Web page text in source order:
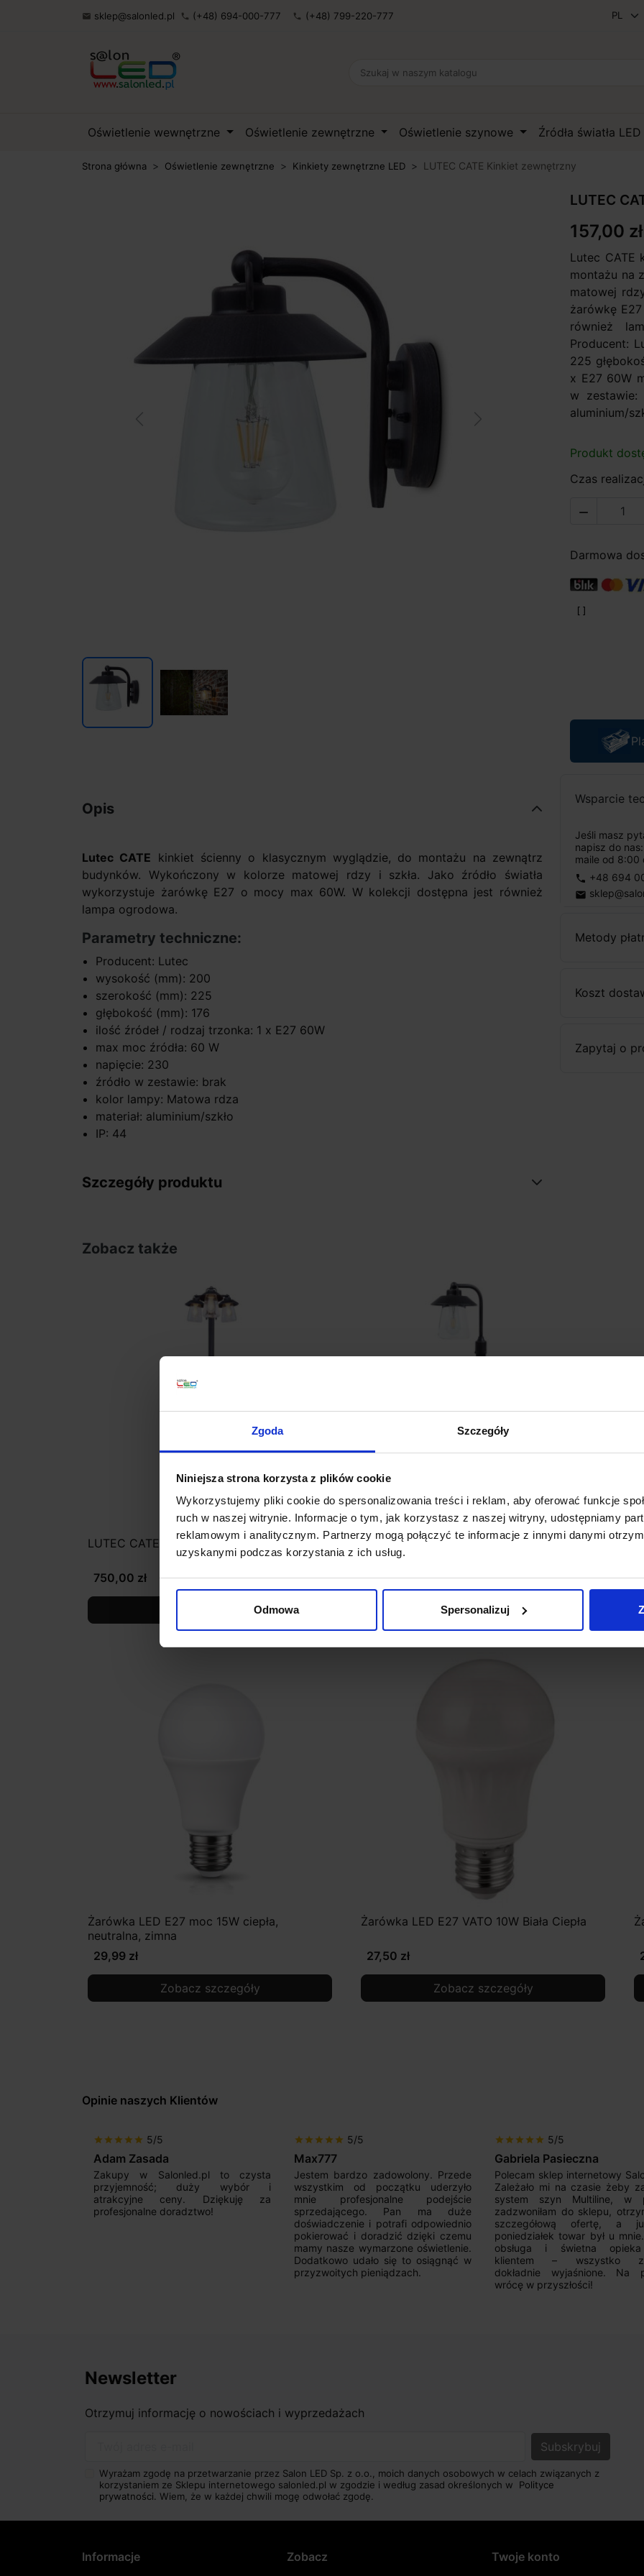
Zgoda Szczegóły
Niniejsza strona korzysta z plików cookie
Wykorzystujemy pliki cookie do spersonalizowania treści i reklam, aby oferować funkcje
ruch w naszej witrynie. Informacje o tym, jak korzystasz z naszej witryny, udostępniamy
reklamowym i analitycznym. Partnerzy mogą połączyć te informacje z innymi danymi
uzyskanymi podczas korzystania z ich usług.
Odmowa Spersonalizuj
 sklep@salonled.pl phone (+48) 694-000-777 phone (+48) 799-220-777
Oświetlenie wewnętrzne Oświetlenie zewnętrzne Oświetlenie szynowe Źródła światła LED
Strona główna Oświetlenie zewnętrzne Kinkiety zewnętrzne LED LUTEC CATE Kinkiet zewnętrzny
LUTEC
157,00 zł
Lutec CATE
montażu na
matowej
żarówkę
również
Producent:
225
x E27 60W
w zestawie:
aluminium/
Produkt
Czas

Darmowa
Wsparcie
Jeśli masz
napisz do
maile od 8:00
phone +48 694
email
Metody
Koszt
Zapytaj o
Opis
Lutec CATE kinkiet ścienny o klasycznym wyglądzie, do montażu na zewnątrz
budynków. Wykończony w kolorze matowej rdzy i szkła. Jako źródło światła
wykorzystuje żarówkę E27 o mocy max 60W. W kolekcji dostępna jest również
lampa ogrodowa.
Parametry techniczne:
Producent: Lutec
wysokość (mm): 200
szerokość (mm): 225
głębokość (mm): 176
ilość źródeł / rodzaj trzonka: 1 x E27 60W
max moc źródła: 60 W
napięcie: 230
źródło w zestawie: brak
kolor lampy: Matowa rdza
materiał: aluminium/szkło
IP: 44
Szczegóły produktu
Zobacz także
LUTEC CATE Lampa ogrodowa
750,00 zł
Zobacz szczegóły
LUTEC CATE Lampa ogrodowa słupek
94,5cm
338,00 zł
Zobacz szczegóły
Żarówka LED E27 moc 15W ciepła,
neutralna, zimna
29,99 zł
Zobacz szczegóły
Żarówka LED E27 VATO 10W Biała Ciepła
27,50 zł
Zobacz szczegóły
Opinie naszych Klientów
star star star star star 5/5
Adam Zasada
Zakupy w Salonled.pl to czysta
przyjemność; duży wybór i
atrakcyjne ceny. Dziękuję za
profesjonalne doradztwo!
star star star star star 5/5
Max777
Jestem bardzo zadowolony. Przede
wszystkim od początku uderzyło
mnie profesjonalne podejście
sprzedającego. Pan ma duże
doświadczenie i potrafi odpowiednio
pokierować i doradzić dzięki czemu
mamy nasze wymarzone oświetlenie.
Dodatkowo udało się to osiągnąć w
przyzwoitych pieniądzach.
star star star star star 5/5
Gabriela Pasieczna
Polecam sklep internetowy
Zależało mi na czasie żeby
system szyn Multiline, w
zadzwoniłam do sklepu,
szczegółową ofertę, a
poniedziałek towar był u
obsługa i świetna
klientem – wszystko
dokładnie wyjaśnione. Na
wrócę w przyszłości!
Newsletter
Otrzymuj informację o nowościach i wyprzedażach
Wyrażam zgodę na przetwarzanie przez Salon LED Sp. z o.o., moich danych osobowych w celach związanych z
korzystaniem ze Sklepu internetowego salonled.pl w zgodzie i według zasad określonych w Polityce
prywatności. Wiem, że w każdej chwili mogę odwołać zgodę.
Informacje Zobacz Twoje konto